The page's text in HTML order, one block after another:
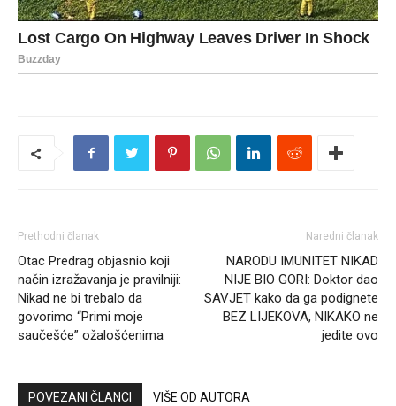
Prethodni članak
Otac Predrag objasnio koji
način izražavanja je pravilniji:
Nikad ne bi trebalo da
govorimo “Primi moje
saučešće” ožalošćenima
Naredni članak
NARODU IMUNITET NIKAD
NIJE BIO GORI: Doktor dao
SAVJET kako da ga podignete
BEZ LIJEKOVA, NIKAKO ne
jedite ovo
POVEZANI ČLANCI VIŠE OD AUTORA